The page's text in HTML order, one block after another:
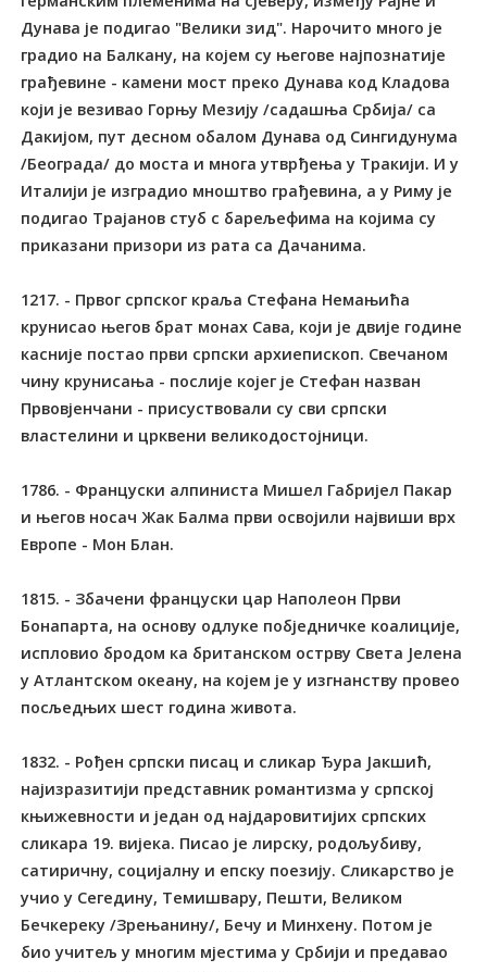
Дунава је подигао "Велики зид". Нарочито много је
градио на Балкану, на којем су његове најпознатије
грађевине - камени мост преко Дунава код Кладова
који је везивао Горњу Мезију /садашња Србија/ са
Дакијом, пут десном обалом Дунава од Сингидунума
/Београда/ до моста и многа утврђења у Тракији. И у
Италији је изградио мноштво грађевина, а у Риму је
подигао Трајанов стуб с барељефима на којима су
приказани призори из рата са Дачанима.
1217. - Првог српског краља Стефана Немањића
крунисао његов брат монах Сава, који је двије године
касније постао први српски архиепископ. Свечаном
чину крунисања - послије којег је Стефан назван
Првовјенчани - присуствовали су сви српски
властелини и црквени великодостојници.
1786. - Француски алпиниста Мишел Габријел Пакар
и његов носач Жак Балма први освојили највиши врх
Европе - Мон Блан.
1815. - Збачени француски цар Наполеон Први
Бонапарта, на основу одлуке побједничке коалиције,
испловио бродом ка британском острву Света Јелена
у Атлантском океану, на којем је у изгнанству провео
посљедњих шест година живота.
1832. - Рођен српски писац и сликар Ђура Јакшић,
најизразитији представник романтизма у српској
књижевности и један од најдаровитијих српских
сликара 19. вијека. Писао је лирску, родољубиву,
сатиричну, социјалну и епску поезију. Сликарство је
учио у Сегедину, Темишвару, Пешти, Великом
Бечкереку /Зрењанину/, Бечу и Минхену. Потом је
био учитељ у многим мјестима у Србији и предавао